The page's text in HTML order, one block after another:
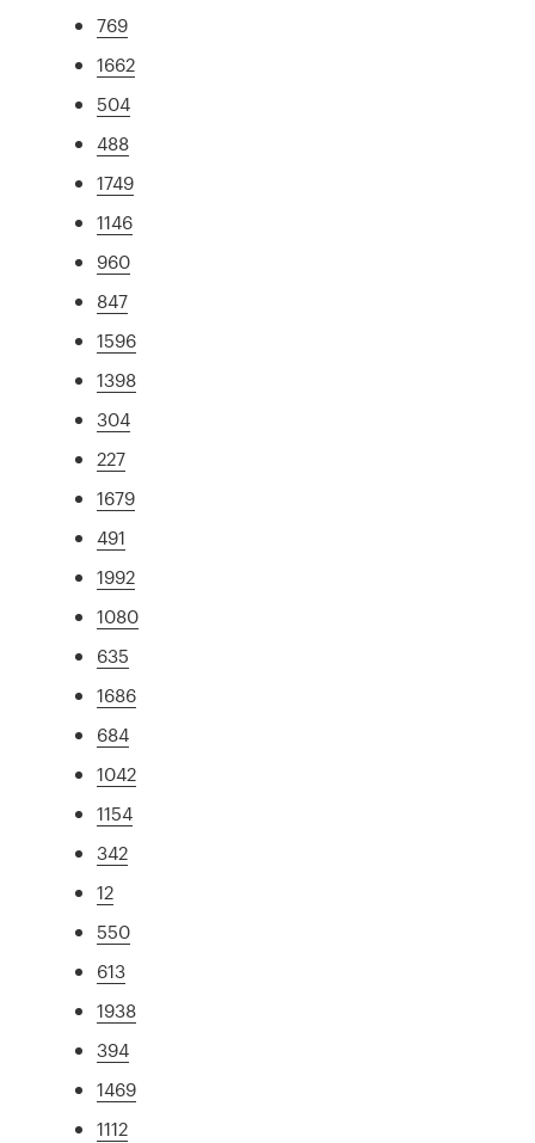
769
1662
504
488
1749
1146
960
847
1596
1398
304
227
1679
491
1992
1080
635
1686
684
1042
1154
342
12
550
613
1938
394
1469
1112